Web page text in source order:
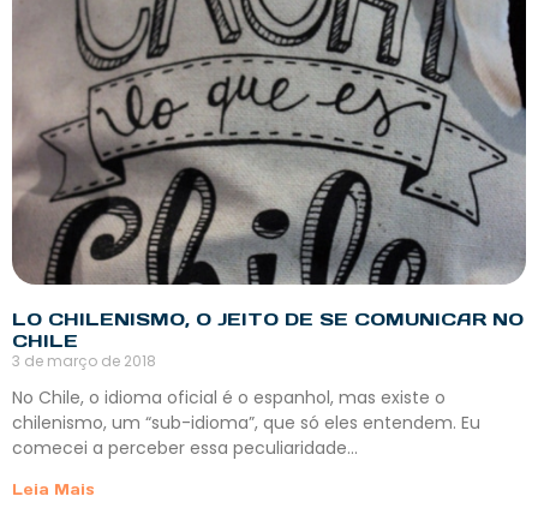
LO CHILENISMO, O JEITO DE SE COMUNICAR NO
CHILE
3 de março de 2018
No Chile, o idioma oficial é o espanhol, mas existe o
chilenismo, um “sub-idioma”, que só eles entendem. Eu
comecei a perceber essa peculiaridade…
Leia Mais